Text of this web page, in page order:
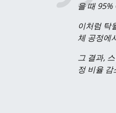
을 때
이처럼 탁
체 공정에
그 결과,
정 비율